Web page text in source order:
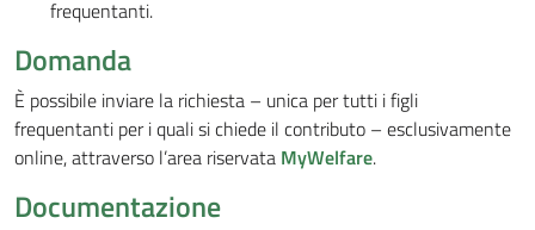
frequentanti.
Domanda
È possibile inviare la richiesta – unica per tutti i figli
frequentanti per i quali si chiede il contributo – esclusivamente
online, attraverso l’area riservata MyWelfare.
Documentazione